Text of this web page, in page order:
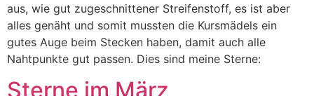
aus, wie gut zugeschnittener Streifenstoff, es ist aber
alles genäht und somit mussten die Kursmädels ein
gutes Auge beim Stecken haben, damit auch alle
Nahtpunkte gut passen. Dies sind meine Sterne:
Sterne im März